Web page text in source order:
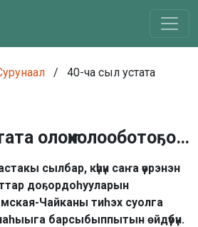
/
40-ча сыл устата
олоҥхолооботоҕо…
сылбар, күһүн саҥа үөрэнэн
доҕордоһууларын
Чайканы тиһэх суолга
барсыбыппытын өйдүүбүн.